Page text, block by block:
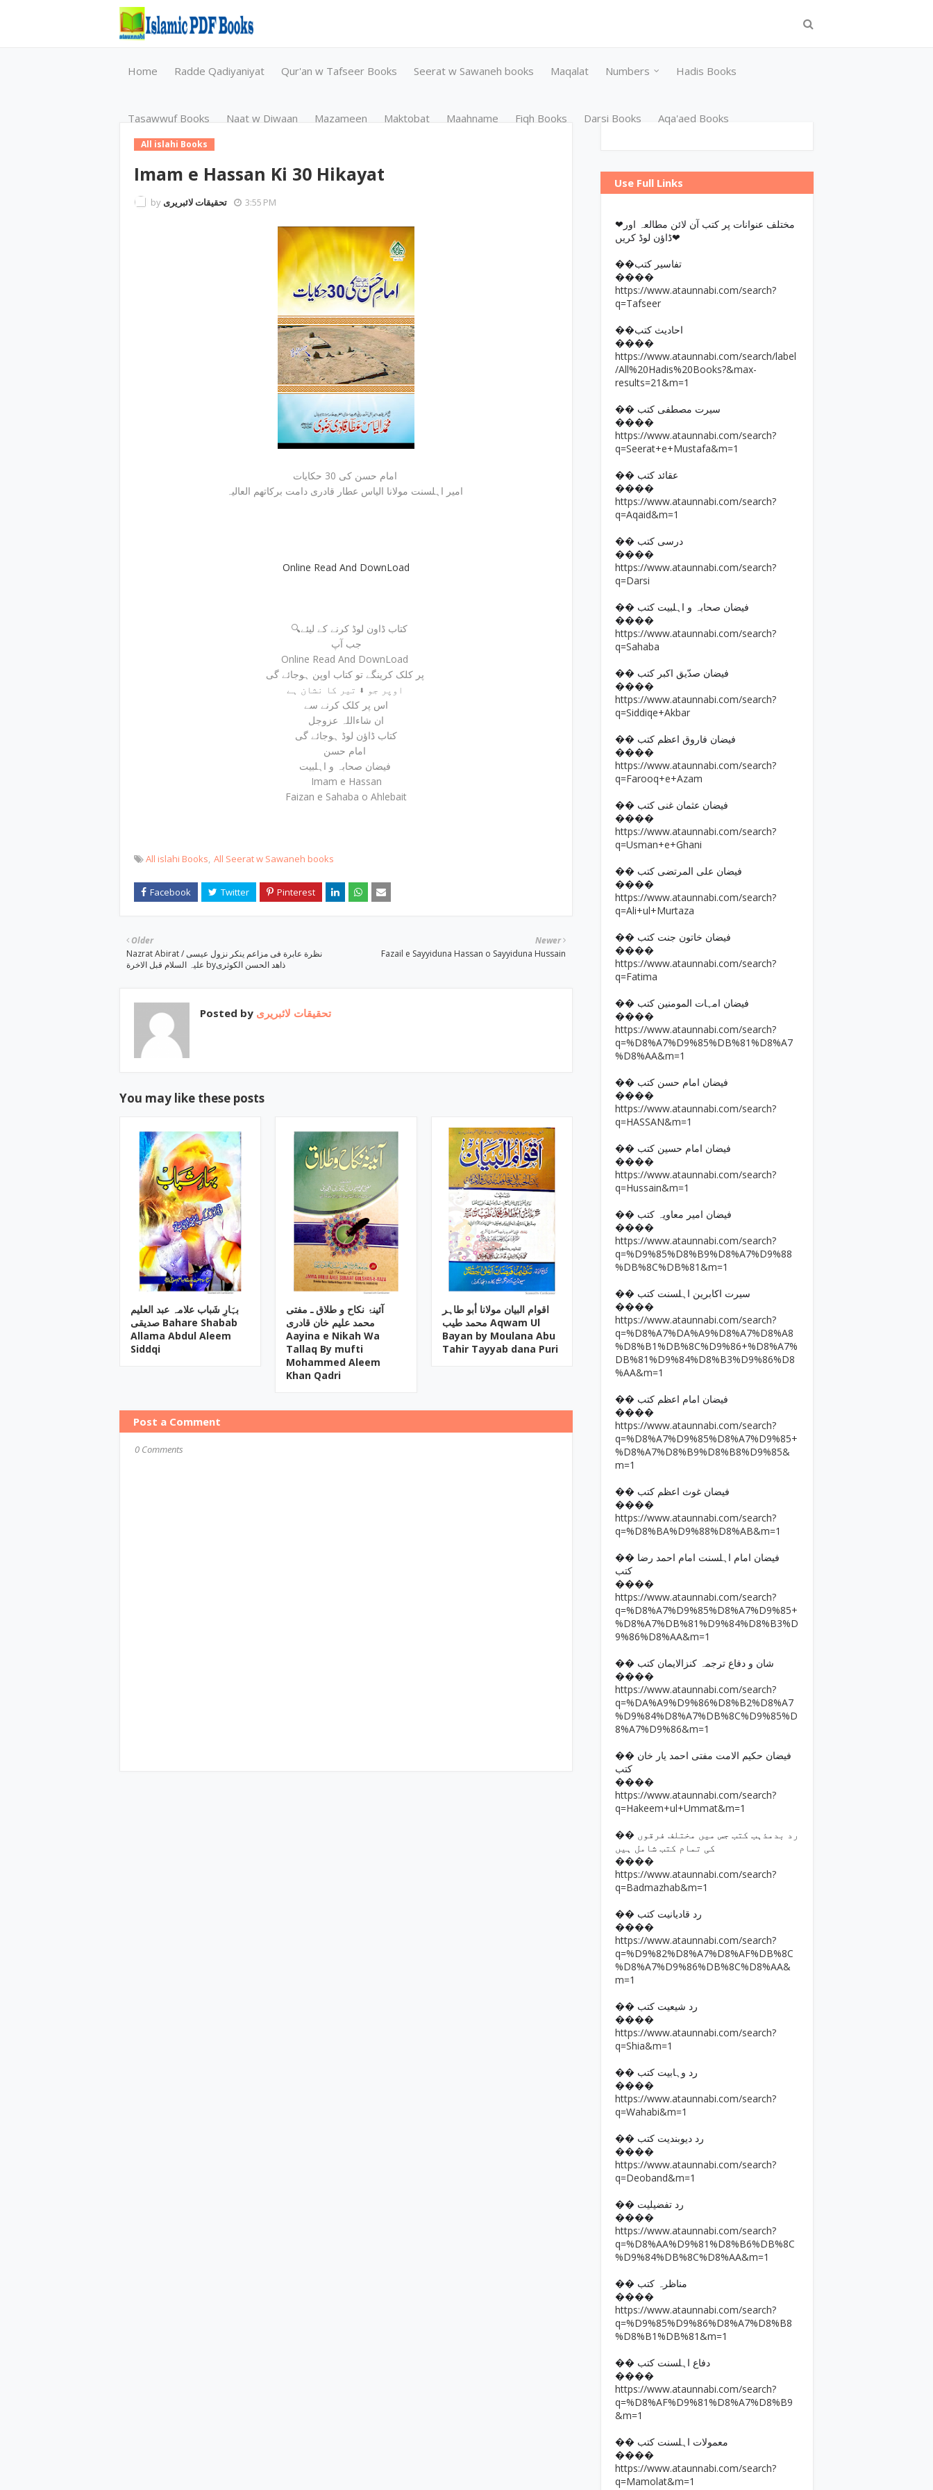
Home Radde Qadiyaniyat Qur'an w Tafseer Books Seerat w Sawaneh books Maqalat Numbers Hadis Books
Tasawwuf Books Naat w Diwaan Mazameen Maktobat Maahname Fiqh Books Darsi Books Aqa'aed Books
All islahi Books
Imam e Hassan Ki 30 Hikayat
by تحقیقات لائبریری 3:55 PM
Online Read And DownLoad
🔍کتاب ڈاون لوڈ کرنے کے لیئے
جب آپ
Online Read And DownLoad
اس پر کلک کرنے سے
ان شاءاللہ عزوجل
کتاب ڈاؤن لوڈ ہوجائے گی
Imam e Hassan
Faizan e Sahaba o Ahlebait
All islahi Books All Seerat w Sawaneh books
Newer
Fazail e Sayyiduna Hassan o Sayyiduna Hussain
Older
Nazrat Abirat / نظرة عابرة فی مزاعم ینکر نزول عیسی
علیہ السلام قبل الاخرة byذاھد الحسن الکوثری
Posted by تحقیقات لائبریری
You may like these posts
بہَارِ شَباب علامہ عبد العلیم
صدیقی Bahare Shabab
Allama Abdul Aleem
Siddqi
آئینۂ نکاح و طلاق ـ مفتی
محمد علیم خان قادری
Aayina e Nikah Wa
Tallaq By mufti
Mohammed Aleem
Khan Qadri
اقوام البیان مولانا أبو طاہر
محمد طیب Aqwam Ul
Bayan by Moulana Abu
Tahir Tayyab dana Puri
Post a Comment
0 Comments
Use Full Links
❤مختلف عنوانات پر کتب آن لائن مطالعہ اور
ڈاؤن لوڈ کریں❤
��تفاسیر کتب
����
https://www.ataunnabi.com/search?
q=Tafseer
��احادیث کتب
����
https://www.ataunnabi.com/search/label
/All%20Hadis%20Books?&max-
results=21&m=1
�� سیرت مصطفی کتب
����
https://www.ataunnabi.com/search?
q=Seerat+e+Mustafa&m=1
�� عقائد کتب
����
https://www.ataunnabi.com/search?
q=Aqaid&m=1
�� درسی کتب
����
https://www.ataunnabi.com/search?
q=Darsi
�� فیضان صحابہ و اہلبیت کتب
����
https://www.ataunnabi.com/search?
q=Sahaba
�� فیضان صدّیق اکبر کتب
����
https://www.ataunnabi.com/search?
q=Siddiqe+Akbar
�� فیضان فاروق اعظم کتب
����
https://www.ataunnabi.com/search?
q=Farooq+e+Azam
�� فیضان عثمان غنی کتب
����
https://www.ataunnabi.com/search?
q=Usman+e+Ghani
�� فیضان علی المرتضی کتب
����
https://www.ataunnabi.com/search?
q=Ali+ul+Murtaza
�� فیضان خاتون جنت کتب
����
https://www.ataunnabi.com/search?
q=Fatima
�� فیضان امہات المومنین کتب
����
https://www.ataunnabi.com/search?
q=%D8%A7%D9%85%DB%81%D8%A7
%D8%AA&m=1
�� فیضان امام حسن کتب
����
https://www.ataunnabi.com/search?
q=HASSAN&m=1
�� فیضان امام حسین کتب
����
https://www.ataunnabi.com/search?
q=Hussain&m=1
�� فیضان امیر معاویہ کتب
����
https://www.ataunnabi.com/search?
q=%D9%85%D8%B9%D8%A7%D9%88
%DB%8C%DB%81&m=1
�� سیرت اکابرین اہلسنت کتب
����
https://www.ataunnabi.com/search?
q=%D8%A7%DA%A9%D8%A7%D8%A8
%D8%B1%DB%8C%D9%86+%D8%A7%
DB%81%D9%84%D8%B3%D9%86%D8
%AA&m=1
�� فیضان امام اعظم کتب
����
https://www.ataunnabi.com/search?
q=%D8%A7%D9%85%D8%A7%D9%85+
%D8%A7%D8%B9%D8%B8%D9%85&
m=1
�� فیضان غوث اعظم کتب
����
https://www.ataunnabi.com/search?
q=%D8%BA%D9%88%D8%AB&m=1
�� فیضان امام اہلسنت امام احمد رضا
کتب
����
https://www.ataunnabi.com/search?
q=%D8%A7%D9%85%D8%A7%D9%85+
%D8%A7%DB%81%D9%84%D8%B3%D
9%86%D8%AA&m=1
�� شان و دفاع ترجمہ کنزالایمان کتب
����
https://www.ataunnabi.com/search?
q=%DA%A9%D9%86%D8%B2%D8%A7
%D9%84%D8%A7%DB%8C%D9%85%D
8%A7%D9%86&m=1
�� فیضان حکیم الامت مفتی احمد یار خان
کتب
����
https://www.ataunnabi.com/search?
q=Hakeem+ul+Ummat&m=1
�� رد بدمذہب کتب جس میں مختلف فرقوں
کی تمام کتب شامل ہیں
����
https://www.ataunnabi.com/search?
q=Badmazhab&m=1
�� رد قادیانیت کتب
����
https://www.ataunnabi.com/search?
q=%D9%82%D8%A7%D8%AF%DB%8C
%D8%A7%D9%86%DB%8C%D8%AA&
m=1
�� رد شیعیت کتب
����
https://www.ataunnabi.com/search?
q=Shia&m=1
�� رد وہابیت کتب
����
https://www.ataunnabi.com/search?
q=Wahabi&m=1
�� رد دیوبندیت کتب
����
https://www.ataunnabi.com/search?
q=Deoband&m=1
�� رد تفضیلیت
����
https://www.ataunnabi.com/search?
q=%D8%AA%D9%81%D8%B6%DB%8C
%D9%84%DB%8C%D8%AA&m=1
�� مناظرہ کتب
����
https://www.ataunnabi.com/search?
q=%D9%85%D9%86%D8%A7%D8%B8
%D8%B1%DB%81&m=1
�� دفاع اہلسنت کتب
����
https://www.ataunnabi.com/search?
q=%D8%AF%D9%81%D8%A7%D8%B9
&m=1
�� معمولات اہلسنت کتب
����
https://www.ataunnabi.com/search?
q=Mamolat&m=1